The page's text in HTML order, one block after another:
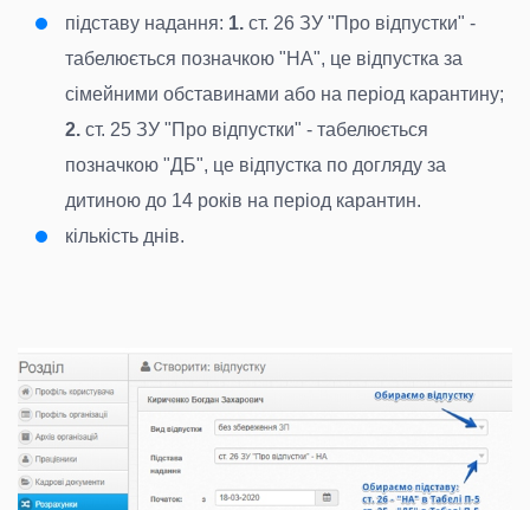
підставу надання: 1. ст. 26 ЗУ "Про відпустки" -
табелюється позначкою "НА", це відпустка за
сімейними обставинами або на період карантину;
2. ст. 25 ЗУ "Про відпустки" - табелюється
позначкою "ДБ", це відпустка по догляду за
дитиною до 14 років на період карантин.
кількість днів.